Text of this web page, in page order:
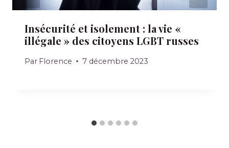
Insécurité et isolement : la vie «
illégale » des citoyens LGBT russes
Par Florence 7 décembre 2023